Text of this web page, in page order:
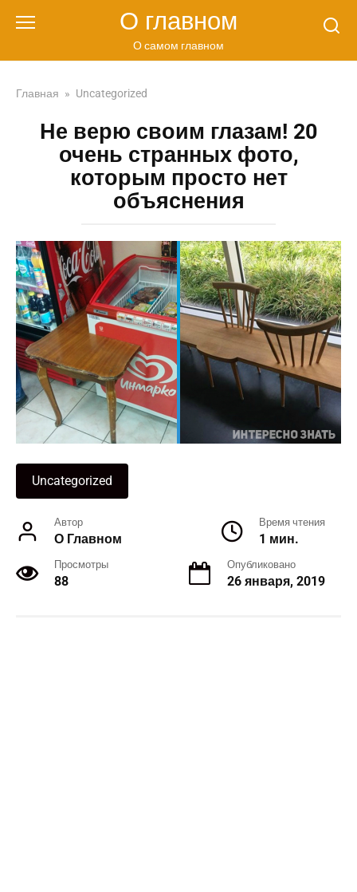
О главном
О самом главном
Главная » Uncategorized
Не верю своим глазам! 20
очень странных фото,
которым просто нет
объяснения
Uncategorized
Автор
О Главном
Время чтения
1 мин.
Просмотры
88
Опубликовано
26 января, 2019